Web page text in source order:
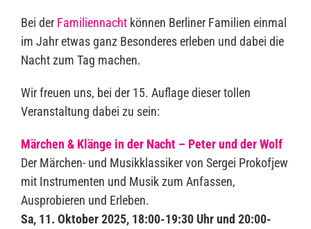
Bei der Familiennachtkönnen Berliner Familien einmal
im Jahr etwas ganz Besonderes erleben und dabei die
Nacht zum Tag machen.
Wir freuen uns, bei der 15. Auflage dieser tollen
Veranstaltung dabei zu sein:
Märchen & Klänge in der Nacht – Peter und der Wolf
Der Märchen- und Musikklassiker von Sergei Prokofjew
mit Instrumenten und Musik zum Anfassen,
Ausprobieren und Erleben.
Sa, 11. Oktober 2025, 18:00-19:30 Uhr und 20:00-